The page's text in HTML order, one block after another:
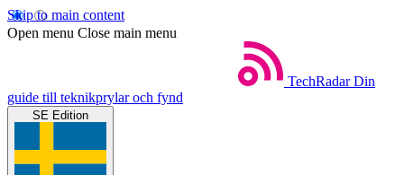
Skip to main content
Open menu Close main menu
TechRadar Din
guide till teknikprylar och fynd
SE Edition